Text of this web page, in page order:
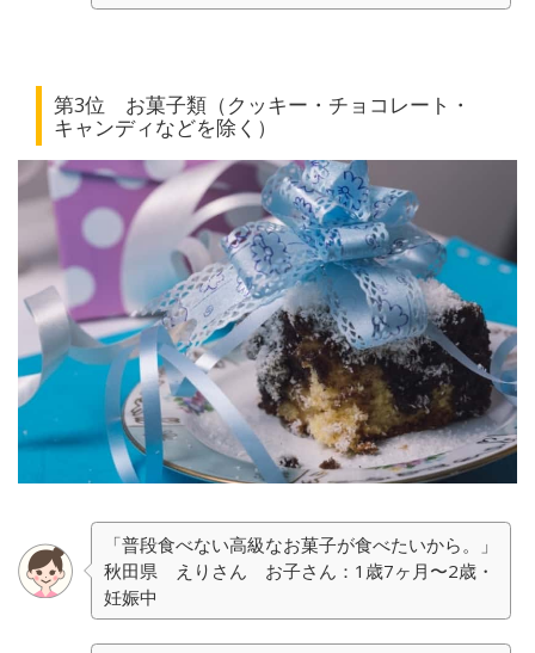
第3位 お菓子類（クッキー・チョコレート・
キャンディなどを除く）
「普段食べない高級なお菓子が食べたいから。」
秋田県 えりさん お子さん：1歳7ヶ月〜2歳・
妊娠中